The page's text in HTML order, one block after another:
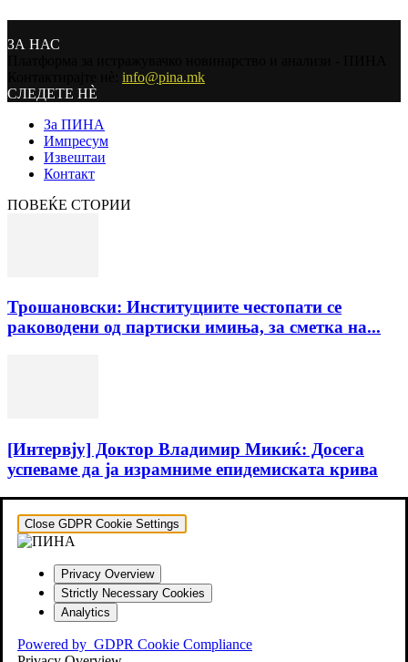
ЗА НАС
info@pina.mk
СЛЕДЕТЕ НЀ
За ПИНА
Импресум
Извештаи
Контакт
ПОВЕЌЕ СТОРИИ
Трошановски: Институциите честопати се
раководени од партиски имиња, за сметка на...
[Интервју] Доктор Владимир Микиќ: Досега
успеваме да ја израмниме епидемиската крива
Close GDPR Cookie Settings
Privacy Overview
Strictly Necessary Cookies
Analytics
Powered by GDPR Cookie Compliance